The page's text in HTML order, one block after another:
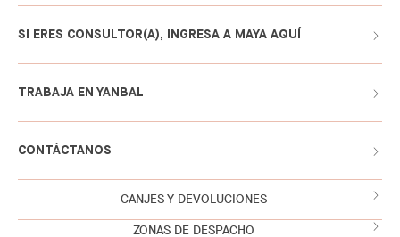
SI ERES CONSULTOR(A), INGRESA A MAYA AQUÍ
TRABAJA EN YANBAL
CONTÁCTANOS
CANJES Y DEVOLUCIONES
ZONAS DE DESPACHO